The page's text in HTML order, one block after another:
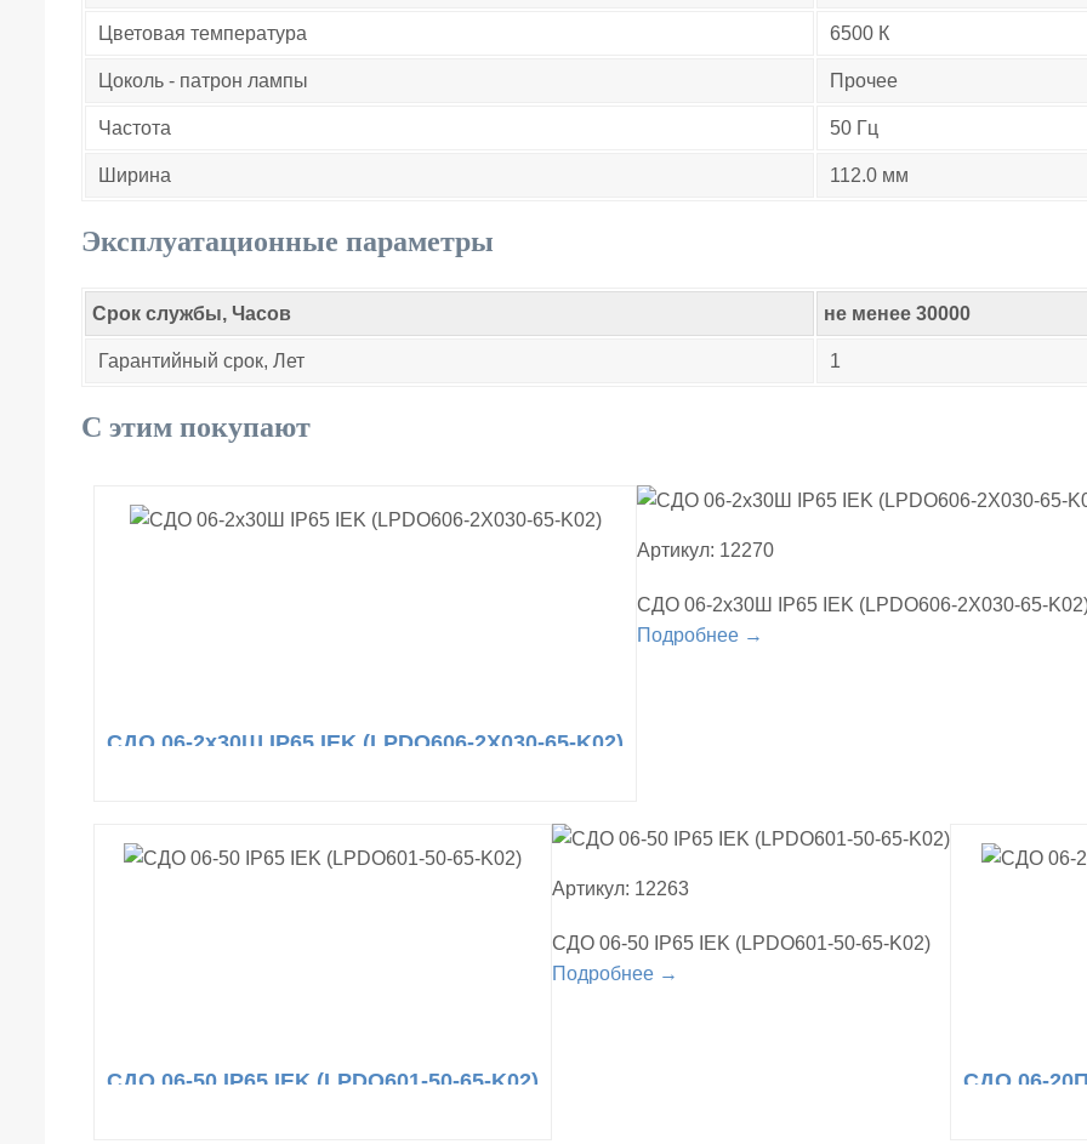
Цветовая температура 6500 К
Цоколь - патрон лампы Прочее
Частота 50 Гц
Ширина 112.0 мм
Эксплуатационные параметры
Срок службы, Часов не менее 30000
Гарантийный срок, Лет 1
С этим покупают
СДО 06-2x30Ш IP65 IEK (LPDO606-2X030-65-K02)
Артикул: 12270
СДО 06-2x30Ш IP65 IEK (LPDO606-2X030-65-
Подробнее →
СДО 06-50 IP65 IEK (LPDO601-50-65-K02)
Артикул: 12263
СДО 06-50 IP65 IEK (LPDO601-50-65-K02)
Подробнее →
СДО 06-20П